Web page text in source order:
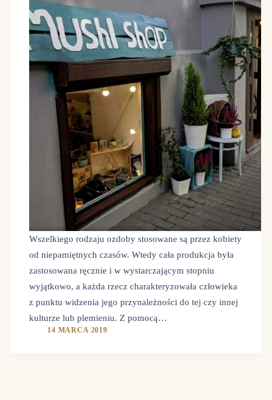
Wszelkiego rodzaju ozdoby stosowane są przez kobiety
od niepamiętnych czasów. Wtedy cała produkcja była
zastosowana ręcznie i w wystarczającym stopniu
wyjątkowo, a każda rzecz charakteryzowała człowieka
z punktu widzenia jego przynależności do tej czy innej
kulturze lub plemieniu. Z pomocą…
14 MARCA 2019